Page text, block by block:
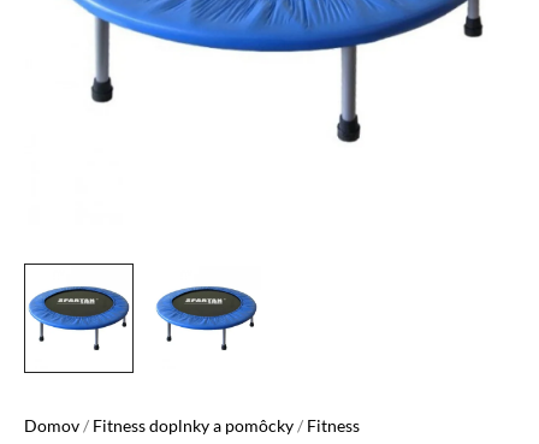
Domov/ Fitness doplnky a pomôcky/ Fitness